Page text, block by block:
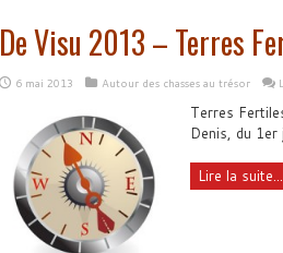
De Visu 2013 – Terres
6 mai 2013 Autour des chasses au trésor
Terres
Denis, du
Lire la suite...